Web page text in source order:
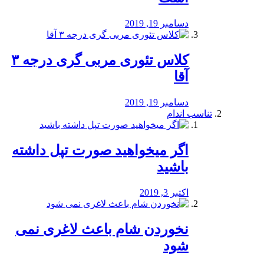
دسامبر 19, 2019
کلاس تئوری مربی گری درجه ۳
آقا
دسامبر 19, 2019
تناسب اندام
اگر میخواهید صورت تپل داشته
باشید
اکتبر 3, 2019
نخوردن شام باعث لاغری نمی
‌شود